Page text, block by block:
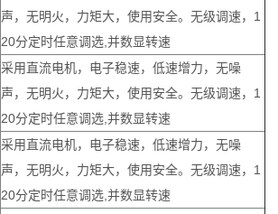
声，无明火，力矩大，使用安全。无级调速，1
20分定时任意调选,并数显转速
采用直流电机，电子稳速，低速增力，无噪
声，无明火，力矩大，使用安全。无级调速，1
20分定时任意调选,并数显转速
采用直流电机，电子稳速，低速增力，无噪
声，无明火，力矩大，使用安全。无级调速，1
20分定时任意调选,并数显转速